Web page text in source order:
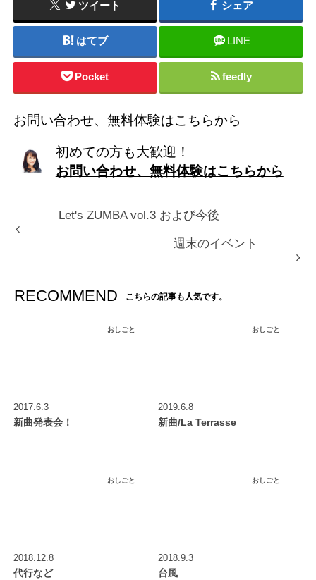
ツイート シェア
はてブ LINE
Pocket feedly
お問い合わせ、無料体験はこちらから
初めての方も大歓迎！
お問い合わせ、無料体験はこちらから
Let's ZUMBA vol.3 および今後
週末のイベント
RECOMMEND こちらの記事も人気です。
おしごと
2017.6.3
新曲発表会！
おしごと
2019.6.8
新曲/La Terrasse
おしごと
2018.12.8
代行など
おしごと
2018.9.3
台風